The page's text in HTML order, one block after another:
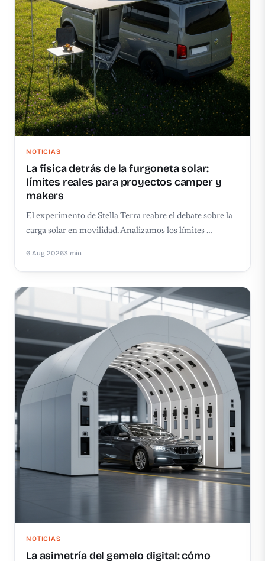
NOTICIAS
La física detrás de la furgoneta solar:
límites reales para proyectos camper y
makers
El experimento de Stella Terra reabre el debate sobre la
carga solar en movilidad. Analizamos los límites …
6 Aug 20263 min
NOTICIAS
La asimetría del gemelo digital: cómo